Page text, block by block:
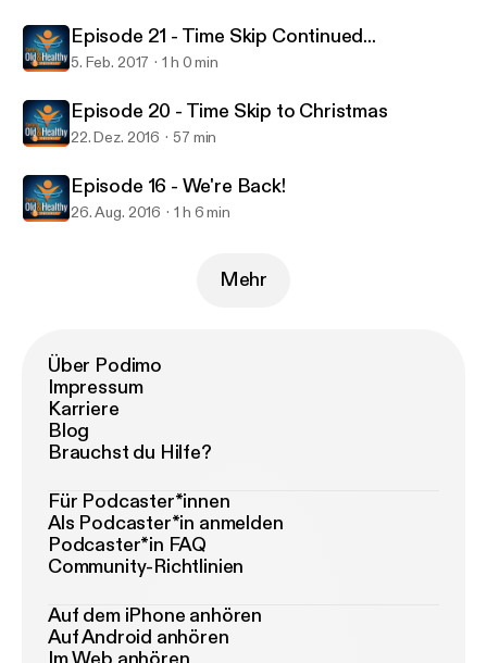
Episode 21 - Time Skip Continued...
5. Feb. 2017 1 h 0 min
Episode 20 - Time Skip to Christmas
22. Dez. 2016 57 min
Episode 16 - We're Back!
26. Aug. 2016 1 h 6 min
Mehr
Über Podimo
Impressum
Karriere
Blog
Brauchst du Hilfe?
Für Podcaster*innen
Als Podcaster*in anmelden
Podcaster*in FAQ
Community-Richtlinien
Auf dem iPhone anhören
Auf Android anhören